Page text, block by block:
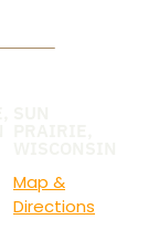
Map &
Directions